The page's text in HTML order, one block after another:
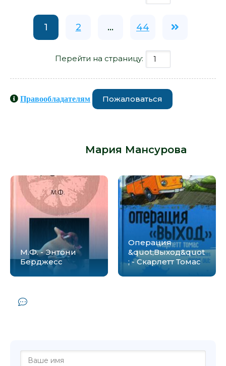
1 2 ... 44
Перейти на страницу:
Правообладателям Пожаловаться
Мария Мансурова
М.Ф. - Энтони
Берджесс
Операция
&quot;Выход&quot
; - Скарлетт Томас